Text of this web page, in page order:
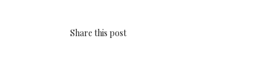
Share this post